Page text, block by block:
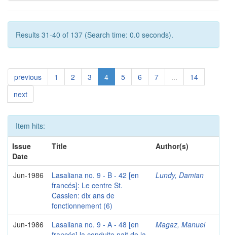
Results 31-40 of 137 (Search time: 0.0 seconds).
previous 1 2 3 4 5 6 7 ...
14
next
Item hits:
Issue
Date
Title Author(s)
Jun-1986
Lasaliana no. 9 - B - 42 [en
francés]: Le centre St.
Cassien: dix ans de
fonctionnement (6)
Lundy, Damian
Jun-1986
Lasaliana no. 9 - A - 48 [en
Magaz, Manuel